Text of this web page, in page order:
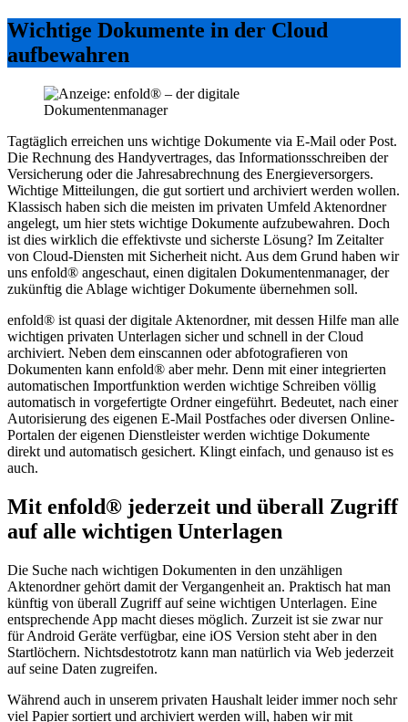
Wichtige Dokumente in der Cloud
aufbewahren
Tagtäglich erreichen uns wichtige Dokumente via E-Mail oder Post.
Die Rechnung des Handyvertrages, das Informationsschreiben der
Versicherung oder die Jahresabrechnung des Energieversorgers.
Wichtige Mitteilungen, die gut sortiert und archiviert werden wollen.
Klassisch haben sich die meisten im privaten Umfeld Aktenordner
angelegt, um hier stets wichtige Dokumente aufzubewahren. Doch
ist dies wirklich die effektivste und sicherste Lösung? Im Zeitalter
von Cloud-Diensten mit Sicherheit nicht. Aus dem Grund haben wir
uns enfold® angeschaut, einen digitalen Dokumentenmanager, der
zukünftig die Ablage wichtiger Dokumente übernehmen soll.
enfold® ist quasi der digitale Aktenordner, mit dessen Hilfe man alle
wichtigen privaten Unterlagen sicher und schnell in der Cloud
archiviert. Neben dem einscannen oder abfotografieren von
Dokumenten kann enfold® aber mehr. Denn mit einer integrierten
automatischen Importfunktion werden wichtige Schreiben völlig
automatisch in vorgefertigte Ordner eingeführt. Bedeutet, nach einer
Autorisierung des eigenen E-Mail Postfaches oder diversen Online-
Portalen der eigenen Dienstleister werden wichtige Dokumente
direkt und automatisch gesichert. Klingt einfach, und genauso ist es
auch.
Mit enfold® jederzeit und überall Zugriff
auf alle wichtigen Unterlagen
Die Suche nach wichtigen Dokumenten in den unzähligen
Aktenordner gehört damit der Vergangenheit an. Praktisch hat man
künftig von überall Zugriff auf seine wichtigen Unterlagen. Eine
entsprechende App macht dieses möglich. Zurzeit ist sie zwar nur
für Android Geräte verfügbar, eine iOS Version steht aber in den
Startlöchern. Nichtsdestotrotz kann man natürlich via Web jederzeit
auf seine Daten zugreifen.
Während auch in unserem privaten Haushalt leider immer noch sehr
viel Papier sortiert und archiviert werden will, haben wir mit